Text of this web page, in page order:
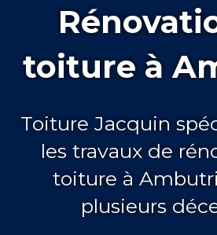
toiture à
Toiture Jacquin
les travaux de
toiture à
plusieurs